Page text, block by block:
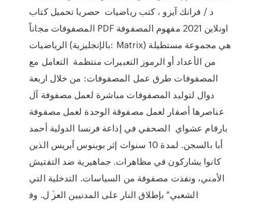
د / فرانك آيزو ، كتب رياضيات حصريا تحميل كتاب
المصفوفات مجاناً PDF اونلاين 2021 مفهوم المصفوفة
الرياضيات (بالإنجليزية: Matrix) هي مجموعة مستطيلة
من الأعداد أو الرموز التعبيرات منتظمة التعامل مع
المصفوفات طرق عمل المصفوفات: من خلال اربعة
دوال لتوليد المصفوفات مباشرة لعمل مصفوفة آل
عناصرها أصفار لعمل مصفوقة الوحدة لعمل مصفوفة
بارقام عشواي اﻟﺼﺤﻔﻲ ﻓﻲ إذاﻋﺔ ﻓﺮﻧﺴﺎ اﻟﺪوﻟﻴﺔ أﺣﻤﺪ
أﺑﺎ ﺑﺎﻟﺴﺠﻦ. ﻟﻤﺪة 10 ﺳﻨﻮات إﺛﺮ ﺑﻮﻳﻨﻮس آﻳﺮﻳﺲ اﻟﺬﻳﻦ
ﻛﺎﻧﻮا ﻳﺸﺎرﻛﻮن ﻓﻲ ﻣﻈﺎﻫﺮات. ﺟﻤﺎﻫﻴﺮﻳﺔ ﺿﺪ اﻟﺘﻔﺘﻴﺶ
اﻷﻣﻨﻲ، وﻧﻔﺬت ﻣﺼﻔﻮﻓﺔ ﻣﻦ اﻟﺴﻴﺎﺳﺎت. اﻟﺘﺪﺧﻠﻴﺔ اﻟﺘﻲ
اﻟﺸﻌﺒﻲ" ﺑﺈﻃﻼق اﻟﻨﺎر ﻋﻠﻰ اﻟﻤﺪﻧﻴﻴﻦ اﻟﻌﺰﱠ ل. وﻓ